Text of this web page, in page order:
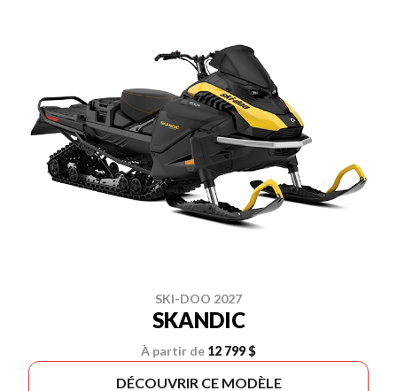
SKI-DOO 2027
SKANDIC
À partir de 12 799 $
DÉCOUVRIR CE MODÈLE